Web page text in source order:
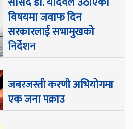
विषयमा जवाफ दिन
सरकारलाई सभामुखको
निर्देशन
जबरजस्ती करणी अभियोगमा
एक जना पक्राउ